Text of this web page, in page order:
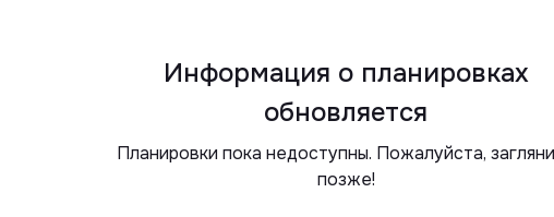
Информация о планировках
обновляется
Планировки пока недоступны. Пожалуйста,
позже!